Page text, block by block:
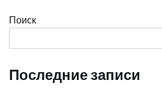
Поиск
Последние записи